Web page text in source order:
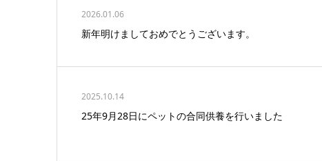
2026.01.06
新年明けましておめでとうございます。
2025.10.14
25年9月28日にペットの合同供養を行いました